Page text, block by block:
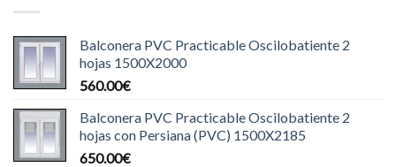
Balconera PVC Practicable Oscilobatiente 2
hojas 1500X2000
560.00€
Balconera PVC Practicable Oscilobatiente 2
hojas con Persiana (PVC) 1500X2185
650.00€